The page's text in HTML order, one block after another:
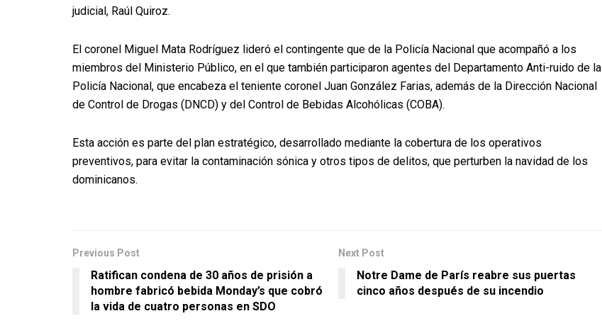
judicial, Raúl Quiroz.
El coronel Miguel Mata Rodríguez lideró el contingente que de la Policía Nacional que acompañó a los
miembros del Ministerio Público, en el que también participaron agentes del Departamento Anti-ruido de la
Policía Nacional, que encabeza el teniente coronel Juan González Farias, además de la Dirección Nacional
de Control de Drogas (DNCD) y del Control de Bebidas Alcohólicas (COBA).
Esta acción es parte del plan estratégico, desarrollado mediante la cobertura de los operativos
preventivos, para evitar la contaminación sónica y otros tipos de delitos, que perturben la navidad de los
dominicanos.
Previous Post
Ratifican condena de 30 años de prisión a
hombre fabricó bebida Monday’s que cobró
la vida de cuatro personas en SDO
Next Post
Notre Dame de París reabre sus puertas
cinco años después de su incendio